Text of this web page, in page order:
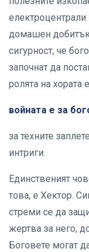
домашен
сигурност, че
започнат да
ролята на хората
войната е за
за техните
интриги.
Единственият
това, е Хектор.
стреми се да
жертва за него,
Боговете могат